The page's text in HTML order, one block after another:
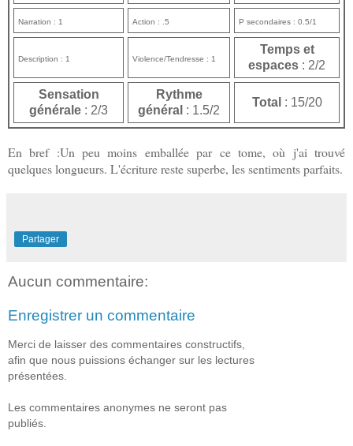
Narration : 1 Action : .5 P secondaires : 0.5/1
Description : 1 Violence/Tendresse : 1
Temps et
espaces : 2/2
Sensation
générale : 2/3
Rythme
général : 1.5/2
Total : 15/20
En bref :Un peu moins emballée par ce tome, où j'ai trouvé
quelques longueurs. L'écriture reste superbe, les sentiments parfaits.
Partager
Aucun commentaire:
Enregistrer un commentaire
Merci de laisser des commentaires constructifs,
afin que nous puissions échanger sur les lectures
présentées.
Les commentaires anonymes ne seront pas
publiés.